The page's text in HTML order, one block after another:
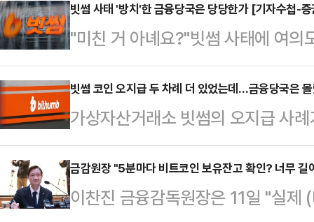
빗썸 사태 '방치'한 금융당국은 당당한가 [기자수첩-
"미친 거 아녜요?"빗썸 사태에 여
급 직원 1명 재량으로 62조원 규모
템이 말이 되느냐는 것이다.'내부통
실 단계별 승인 절차는 가장 기초
원을 이체할 때도 수령자와 금액을
한 번 더 내역을 되묻기도 한다.허
쏟아지는 가운데 금융당국도 목소
빗썸 코인 오지급 두 차례 더 있었는데…금융당국은
가상자산거래소 빗썸의 오지급 사
지 못했던 것으로 확인됐다.11일
금융감독원장은 '빗썸에서 작은 오
고 얘기하고 있는데 확인할 수 있느
금감원장 "5분마다 비트코인 보유잔고 확인? 너무
이찬진 금융감독원장은 11일 "실제